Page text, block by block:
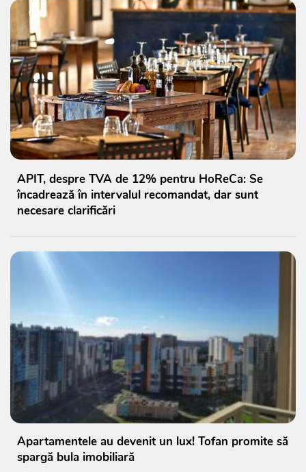
APIT, despre TVA de 12% pentru HoReCa: Se
încadrează în intervalul recomandat, dar sunt
necesare clarificări
Apartamentele au devenit un lux! Tofan promite să
spargă bula imobiliară